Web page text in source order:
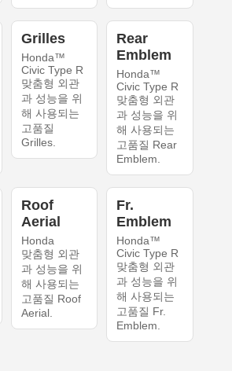
Grilles
Honda™
Civic Type R
맞춤형 외관
과 성능을 위
해 사용되는
고품질
Grilles.
Rear
Emblem
Honda™
Civic Type R
맞춤형 외관
과 성능을 위
해 사용되는
고품질 Rear
Emblem.
Roof
Aerial
Honda
맞춤형 외관
과 성능을 위
해 사용되는
고품질 Roof
Aerial.
Fr.
Emblem
Honda™
Civic Type R
맞춤형 외관
과 성능을 위
해 사용되는
고품질 Fr.
Emblem.